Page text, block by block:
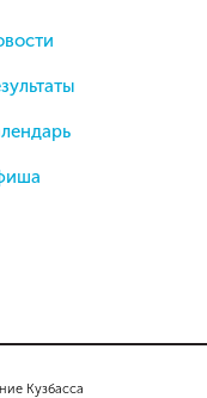
Кузбасса